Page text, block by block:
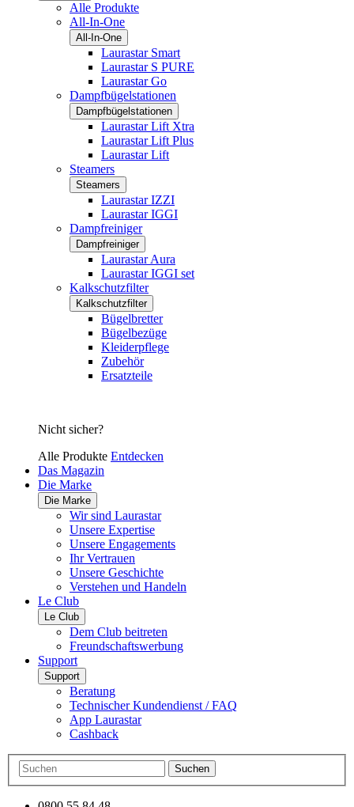
Alle Produkte
All-In-One
All-In-One
Laurastar Smart
Laurastar S PURE
Laurastar Go
Dampfbügelstationen
Dampfbügelstationen
Laurastar Lift Xtra
Laurastar Lift Plus
Laurastar Lift
Steamers
Steamers
Laurastar IZZI
Laurastar IGGI
Dampfreiniger
Dampfreiniger
Laurastar Aura
Laurastar IGGI set
Kalkschutzfilter
Kalkschutzfilter
Bügelbretter
Bügelbezüge
Kleiderpflege
Zubehör
Ersatzteile
Nicht sicher?
Alle Produkte Entdecken
Das Magazin
Die Marke
Die Marke
Wir sind Laurastar
Unsere Expertise
Unsere Engagements
Ihr Vertrauen
Unsere Geschichte
Verstehen und Handeln
Le Club
Le Club
Dem Club beitreten
Freundschaftswerbung
Support
Support
Beratung
Technischer Kundendienst / FAQ
App Laurastar
Cashback
Suchen